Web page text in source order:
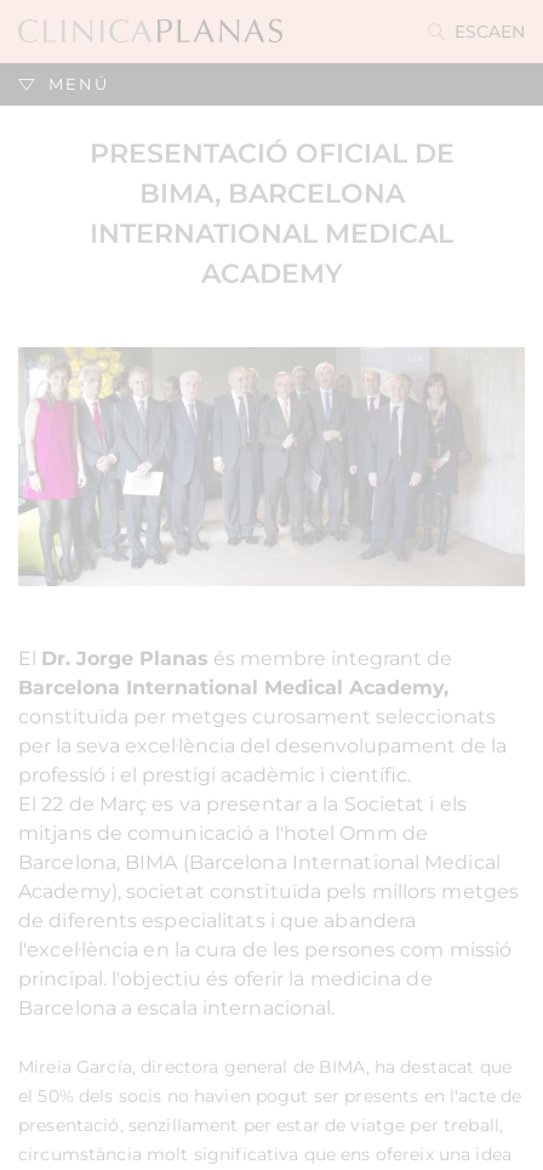
ESCAEN
MENÚ
PRESENTACIÓ OFICIAL DE
BIMA, BARCELONA
INTERNATIONAL MEDICAL
ACADEMY
El Dr. Jorge Planas és membre integrant de
Barcelona International Medical Academy,
constituïda per metges curosament seleccionats
per la seva excel·lència del desenvolupament de la
professió i el prestigi acadèmic i científic.
El 22 de Març es va presentar a la Societat i els
mitjans de comunicació a l'hotel Omm de
Barcelona, BIMA (Barcelona International Medical
Academy), societat constituïda pels millors metges
de diferents especialitats i que abandera
l'excel·lència en la cura de les persones com missió
principal. l'objectiu és oferir la medicina de
Barcelona a escala internacional.
Mireia García, directora general de BIMA, ha destacat que
el 50% dels socis no havien pogut ser presents en l'acte de
presentació, senzillament per estar de viatge per treball,
circumstància molt significativa que ens ofereix una idea